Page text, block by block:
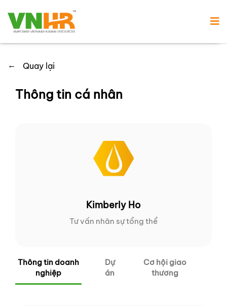
← Quay lại
Thông tin cá nhân
Kimberly Ho
Tư vấn nhân sự tổng thể
Thông tin doanh
nghiệp
Dự
án
Cơ hội giao
thương